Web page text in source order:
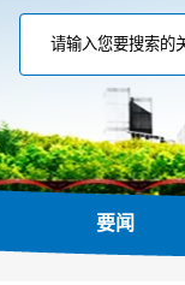
要闻